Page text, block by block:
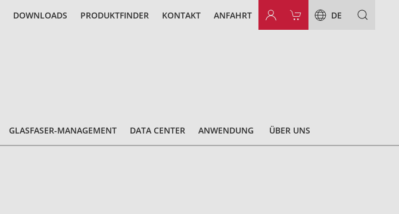
DOWNLOADS PRODUKTFINDER KONTAKT ANFAHRT DE
GLASFASER-MANAGEMENT DATA CENTER ANWENDUNG ÜBER UNS